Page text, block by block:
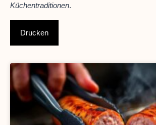
Küchentraditionen.
Drucken